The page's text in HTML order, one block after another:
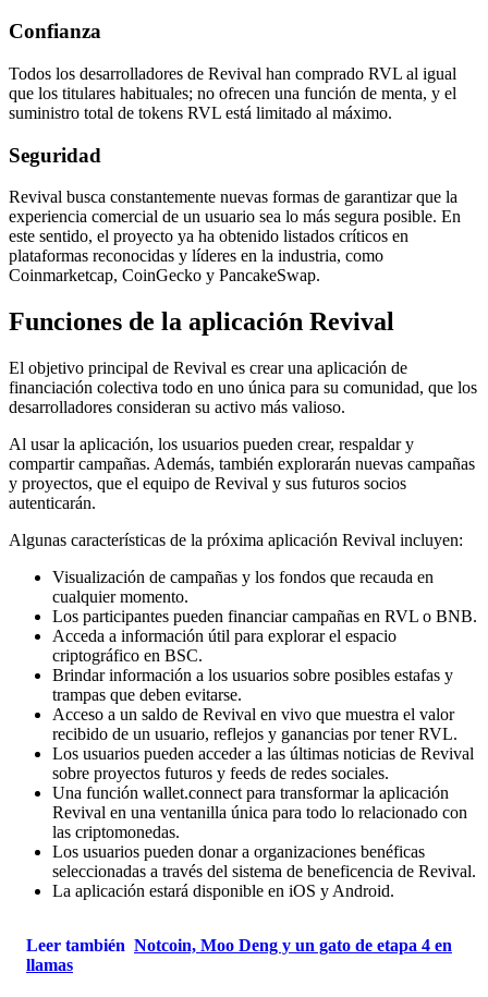
Confianza
Todos los desarrolladores de Revival han comprado RVL al igual
que los titulares habituales; no ofrecen una función de menta, y el
suministro total de tokens RVL está limitado al máximo.
Seguridad
Revival busca constantemente nuevas formas de garantizar que la
experiencia comercial de un usuario sea lo más segura posible. En
este sentido, el proyecto ya ha obtenido listados críticos en
plataformas reconocidas y líderes en la industria, como
Coinmarketcap, CoinGecko y PancakeSwap.
Funciones de la aplicación Revival
El objetivo principal de Revival es crear una aplicación de
financiación colectiva todo en uno única para su comunidad, que los
desarrolladores consideran su activo más valioso.
Al usar la aplicación, los usuarios pueden crear, respaldar y
compartir campañas. Además, también explorarán nuevas campañas
y proyectos, que el equipo de Revival y sus futuros socios
autenticarán.
Algunas características de la próxima aplicación Revival incluyen:
Visualización de campañas y los fondos que recauda en
cualquier momento.
Los participantes pueden financiar campañas en RVL o BNB.
Acceda a información útil para explorar el espacio
criptográfico en BSC.
Brindar información a los usuarios sobre posibles estafas y
trampas que deben evitarse.
Acceso a un saldo de Revival en vivo que muestra el valor
recibido de un usuario, reflejos y ganancias por tener RVL.
Los usuarios pueden acceder a las últimas noticias de Revival
sobre proyectos futuros y feeds de redes sociales.
Una función wallet.connect para transformar la aplicación
Revival en una ventanilla única para todo lo relacionado con
las criptomonedas.
Los usuarios pueden donar a organizaciones benéficas
seleccionadas a través del sistema de beneficencia de Revival.
La aplicación estará disponible en iOS y Android.
Leer también Notcoin, Moo Deng y un gato de etapa 4 en
llamas